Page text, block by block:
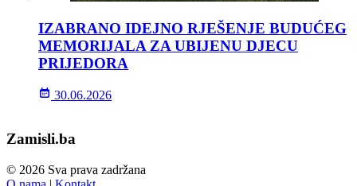
IZABRANO IDEJNO RJEŠENJE BUDUĆEG
MEMORIJALA ZA UBIJENU DJECU
PRIJEDORA
30.06.2026
Zamisli.ba
© 2026 Sva prava zadržana